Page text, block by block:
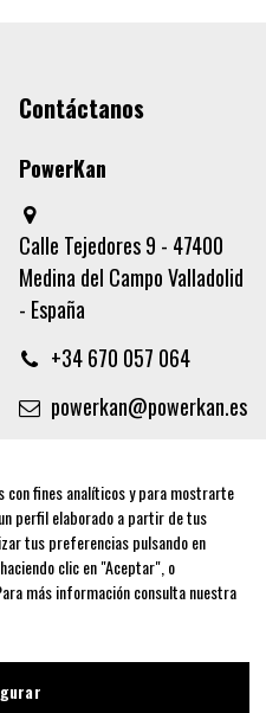
Contáctanos
PowerKan
Calle Tejedores 9 - 47400
Medina del Campo Valladolid
- España
+34 670 057 064
powerkan@powerkan.es
fines analíticos y para mostrarte
perfil elaborado a partir de tus
tus preferencias pulsando en
clic en "Aceptar", o
más información consulta nuestra